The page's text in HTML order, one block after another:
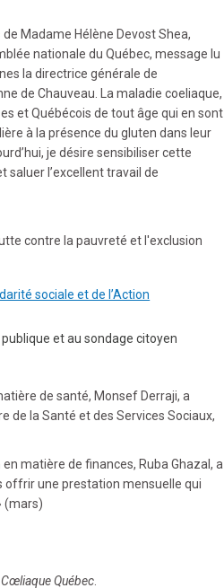
Madame Hélène Devost Shea,
nationale du Québec, message lu
la directrice générale de
de Chauveau. La maladie coeliaque,
et Québécois de tout âge qui en sont
à la présence du gluten dans leur
je désire sensibiliser cette
saluer l’excellent travail de
contre la pauvreté et l'exclusion
sociale et de l’Action
et au sondage citoyen
de santé, Monsef Derraji, a
de la Santé et des Services Sociaux,
matière de finances, Ruba Ghazal, a
offrir une prestation mensuelle qui
(mars)
Québec